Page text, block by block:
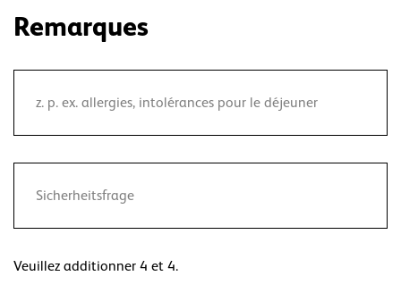
Remarques
Veuillez additionner 4 et 4.